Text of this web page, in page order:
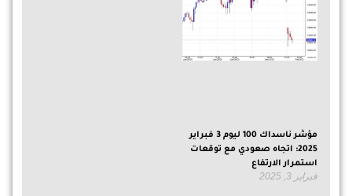
مؤشر ناسداك 100 ليوم 3 فبراير
2025: اتجاه صعودي مع توقعات
استمرار الارتفاع
فبراير 3, 2025